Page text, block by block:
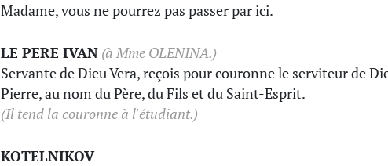
Madame, vous ne pourrez pas passer par ici.
LE PERE IVAN (à Mme OLENINA.)
Servante de Dieu Vera, reçois pour couronne le serviteur de
Pierre, au nom du Père, du Fils et du Saint-Esprit.
(Il tend la couronne à l'étudiant.)
KOTELNIKOV